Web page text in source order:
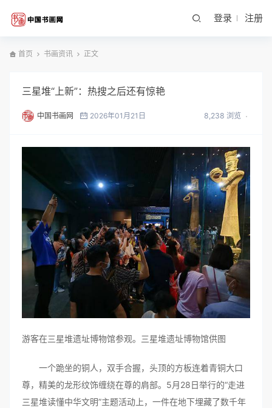
登录 注册
首页 书画资讯 正文
三星堆“上新”：热搜之后还有惊艳
中国书画网 2026年01月21日 8,238 浏览
游客在三星堆遗址博物馆参观。三星堆遗址博物馆供图
一个跪坐的铜人，双手合握，头顶的方板连着青铜大口
尊，精美的龙形纹饰缠绕在尊的肩部。5月28日举行的“走进
三星堆读懂中华文明”主题活动上，一件在地下埋藏了数千年